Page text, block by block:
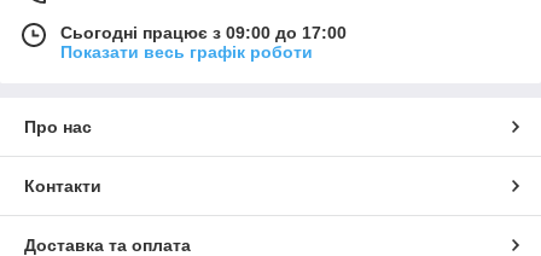
Сьогодні працює з 09:00 до 17:00
Показати весь графік роботи
Про нас
Контакти
Доставка та оплата